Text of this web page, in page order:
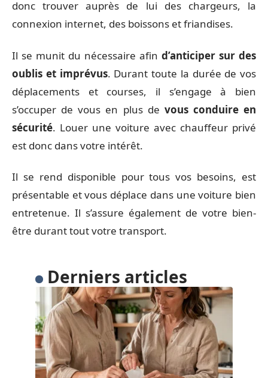
donc trouver auprès de lui des chargeurs, la
connexion internet, des boissons et friandises.
Il se munit du nécessaire afin d’anticiper sur des
oublis et imprévus. Durant toute la durée de vos
déplacements et courses, il s’engage à bien
s’occuper de vous en plus de vous conduire en
sécurité. Louer une voiture avec chauffeur privé
est donc dans votre intérêt.
Il se rend disponible pour tous vos besoins, est
présentable et vous déplace dans une voiture bien
entretenue. Il s’assure également de votre bien-
être durant tout votre transport.
Derniers articles